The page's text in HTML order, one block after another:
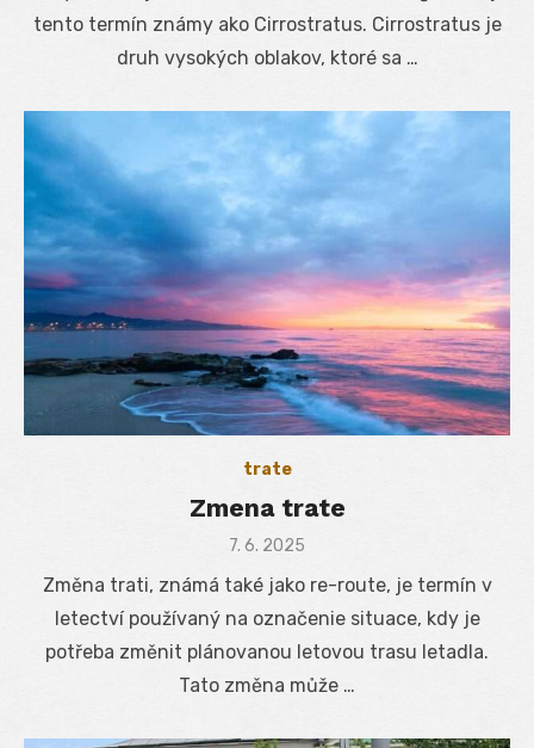
tento termín známy ako Cirrostratus. Cirrostratus je
druh vysokých oblakov, ktoré sa …
trate
Zmena trate
Posted
7. 6. 2025
Změna trati, známá také jako re-route, je termín v
letectví používaný na označenie situace, kdy je
potřeba změnit plánovanou letovou trasu letadla.
Tato změna může …